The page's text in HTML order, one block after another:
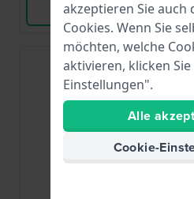
Produkt ansehen
akzeptieren Sie auch
Cookies. Wenn Sie
möchten, welche
aktivieren, klicken
Einstellungen".
Alle
Cookie-